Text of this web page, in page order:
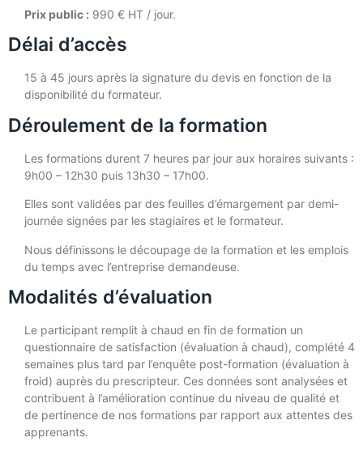
Prix public : 990 € HT / jour.
Délai d’accès
15 à 45 jours après la signature du devis en fonction de la
disponibilité du formateur.
Déroulement de la formation
Les formations durent 7 heures par jour aux horaires suivants :
9h00 – 12h30 puis 13h30 – 17h00.
Elles sont validées par des feuilles d’émargement par demi-
journée signées par les stagiaires et le formateur.
Nous définissons le découpage de la formation et les emplois
du temps avec l’entreprise demandeuse.
Modalités d’évaluation
Le participant remplit à chaud en fin de formation un
questionnaire de satisfaction (évaluation à chaud), complété 4
semaines plus tard par l’enquête post-formation (évaluation à
froid) auprès du prescripteur. Ces données sont analysées et
contribuent à l’amélioration continue du niveau de qualité et
de pertinence de nos formations par rapport aux attentes des
apprenants.